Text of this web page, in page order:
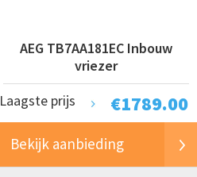
AEG TB7AA181EC Inbouw
vriezer
€1789.00
Laagste prijs
Bekijk aanbieding